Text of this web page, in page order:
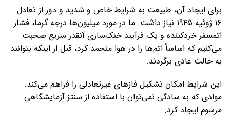
برای ایجاد آن، طبیعت به شرایط خاص و شدید و دور از تعادل
۱۶ ژوئیه ۱۹۴۵ نیاز داشت. ما در مورد میلیون‌ها درجه گرما، فشار
اتمسفر خردکننده و یک فرآیند خنک‌سازی آنقدر سریع صحبت
می‌کنیم که اساساً اتم‌ها را در هوا منجمد کرد، قبل از اینکه بتوانند
به حالت عادی برگردند.
این شرایط امکان تشکیل فازهای غیرتعادلی را فراهم می‌کند.
موادی که به سادگی نمی‌توان با استفاده از سنتز آزمایشگاهی
مرسوم ایجاد کرد.